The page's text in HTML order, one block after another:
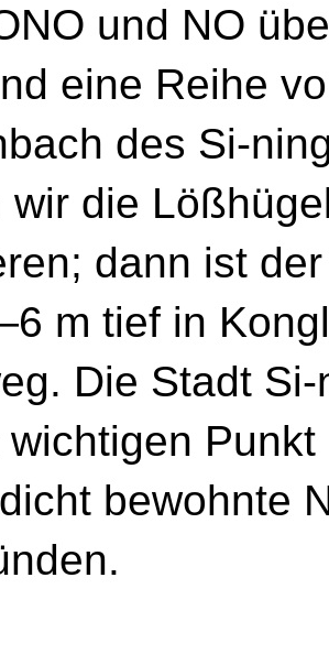
und NO
eine Reihe
des Si-
wir die
dann ist
m tief in
Die Stadt
wichtigen
bewohnte